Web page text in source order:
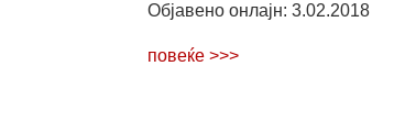
Објавено онлајн: 3.02.2018
повеќе >>>